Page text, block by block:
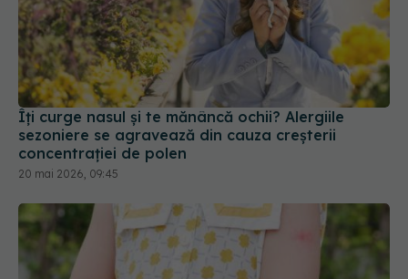
Îți curge nasul și te mănâncă ochii? Alergiile
sezoniere se agravează din cauza creșterii
concentrației de polen
20 mai 2026, 09:45